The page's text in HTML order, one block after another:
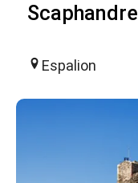
Scaphandre
Espalion